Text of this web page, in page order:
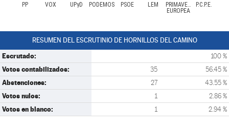
PP VOX UPyD PODEMOS PSOE LEM
PRIMAVERA
EUROPEA
P.C.P.E.
RESUMEN DEL ESCRUTINIO DE HORNILLOS DEL CAMINO
Escrutado: 100 %
Votos contabilizados: 35 56.45 %
Abstenciones: 27 43.55 %
Votos nulos: 1 2.86 %
Votos en blanco: 1 2.94 %